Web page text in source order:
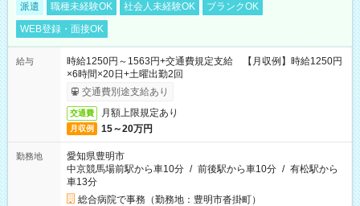
派遣 職種未経験OK 社会人未経験OK
ブランクOK
WEB登録・面接OK
給与
時給1250円～1563円+交通費規定支給 【月収例】時給1250円
×6時間×20日+土曜出勤2回
交通費別途支給あり
交通費 月額上限規定あり
月収例 15～20万円
勤務地
愛知県豊明市
中京競馬場前駅から車10分 / 前後駅から車10分 / 有松駅から
車13分
総合病院で事務（勤務地：豊明市沓掛町）